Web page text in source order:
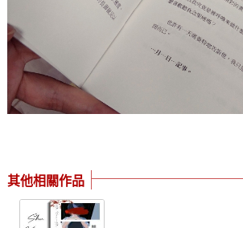
其他相關作品